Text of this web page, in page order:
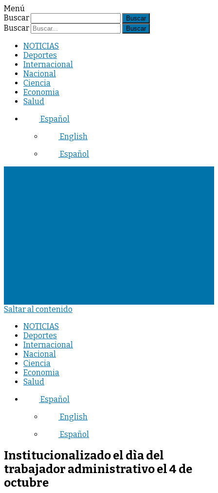
Menú
Buscar
Buscar
NOTICIAS
Deportes
Internacional
Nacional
Ciencia
Economia
Salud
Español
English
Español
Saltar al contenido
NOTICIAS
Deportes
Internacional
Nacional
Ciencia
Economia
Salud
Español
English
Español
Institucionalizado el dìa del
trabajador administrativo el 4 de
octubre